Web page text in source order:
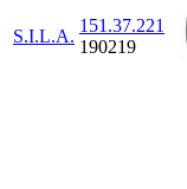
S.I.L.A.
151.37.221
190219